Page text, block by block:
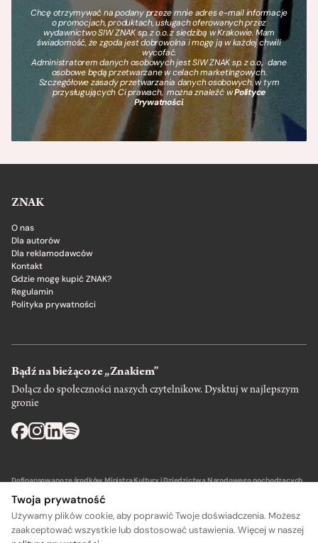
Chcę otrzymywać na podany przeze mnie adres e-mail informacje
o promocjach, produktach, usługach oferowanych przez
wydawnictwo SIW ZNAK sp. z o.o. z siedzibą w Krakowie. Mam
świadomość, że zgoda jest dobrowolna i mogę ją w każdej chwili
wycofać.
Administratorem danych osobowych jest SIW ZNAK sp. z o.o., dane
osobowe będą przetwarzane w celach marketingowych.
Szczegółowe zasady przetwarzania danych osobowych, w tym
przysługujących Ci prawach, można znaleźć wPolityce
Prywatności.
ZNAK
O nas
Dla autorów
Dla reklamodawców
Kontakt
Gdzie mogę kupić ZNAK?
Regulamin
Polityka prywatności
Bądź na bieżąco ze „Znakiem”
Dołącz do społeczności naszych czytelnikow. Dysktuj w najlepszym
gronie
Dofinansowano ze środków Ministra Kultury i Dziedzictwa Narodowego pochodzących
Twoja prywatność
Używamy plików cookie, aby poprawić Twoje doświadczenia. Możesz
zaakceptować wszystkie lub dostosować ustawienia. Więcej w naszej